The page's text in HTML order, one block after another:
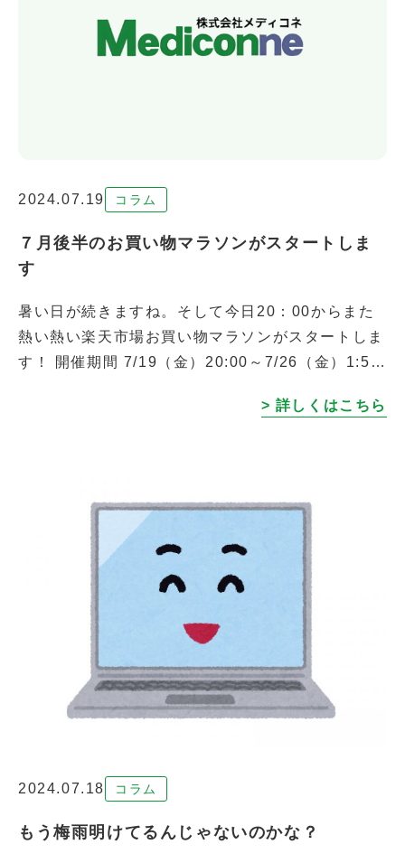
2024.07.19 コラム
７月後半のお買い物マラソンがスタートしま
す
暑い日が続きますね。そして今日20：00からまた
熱い熱い楽天市場お買い物マラソンがスタートしま
す！ 開催期間 7/19（金）20:00～7/26（金）1:59
> 詳しくはこちら
2024.07.18 コラム
もう梅雨明けてるんじゃないのかな？